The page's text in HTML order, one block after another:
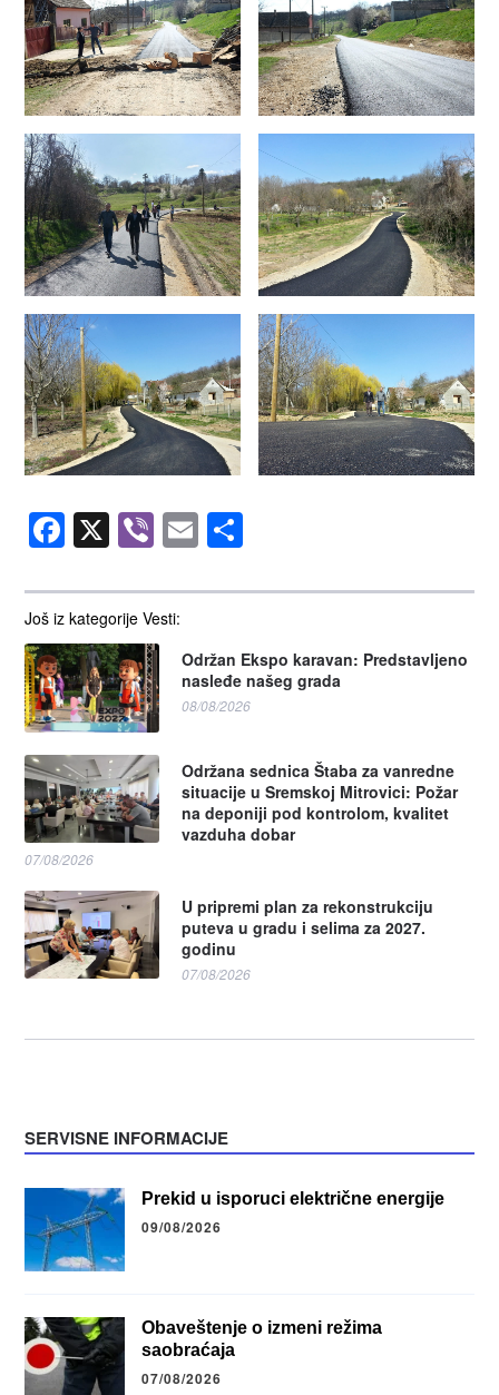
Još iz kategorije Vesti:
Održan Ekspo karavan: Predstavljeno
nasleđe našeg grada
08/08/2026
Održana sednica Štaba za vanredne
situacije u Sremskoj Mitrovici: Požar
na deponiji pod kontrolom, kvalitet
vazduha dobar
07/08/2026
U pripremi plan za rekonstrukciju
puteva u gradu i selima za 2027.
godinu
07/08/2026
Facebook
X ViberEmail
SERVISNE INFORMACIJE
Prekid u isporuci električne energije
09/08/2026
Obaveštenje o izmeni režima
saobraćaja
07/08/2026